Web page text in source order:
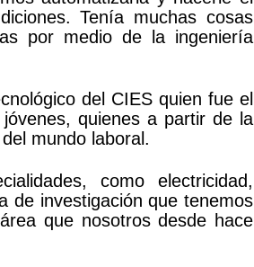
Tenía muchas cosas
por medio de la ingeniería
del CIES quien fue el
quienes a partir de la
mundo laboral.
como electricidad,
de investigación que tenemos
que nosotros desde hace